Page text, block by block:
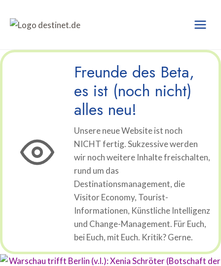
Inhalt
springen
Freunde des Beta,
es ist (noch nicht)
alles neu!
Unsere neue Website ist noch
NICHT fertig. Sukzessive werden
wir noch weitere Inhalte freischalten,
rund um das
Destinationsmanagement, die
Visitor Economy, Tourist-
Informationen, Künstliche Intelligenz
und Change-Management. Für Euch,
bei Euch, mit Euch. Kritik? Gerne.